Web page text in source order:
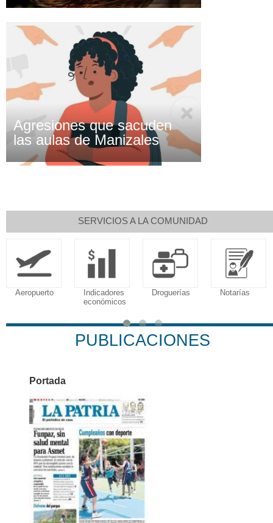
Agresiones que sacuden
las aulas de Manizales
SERVICIOS A LA COMUNIDAD
Aeropuerto
Indicadores
económicos
Droguerías Notarías
PUBLICACIONES
Portada